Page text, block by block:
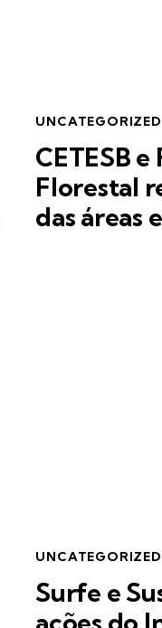
UNCATEGORIZED
CETESB
Florestal
das áreas
UNCATEGORIZED
Surfe e